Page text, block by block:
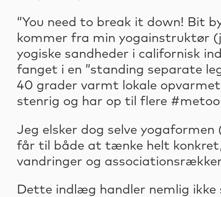
“You need to break it down! Bit
kommer fra min yogainstruktør
yogiske sandheder i californisk
fanget i en ”standing separate
40 grader varmt lokale
stenrig og har op til flere
Jeg elsker dog selve
får til både at tænke helt
vandringer og
Dette indlæg handler nemlig